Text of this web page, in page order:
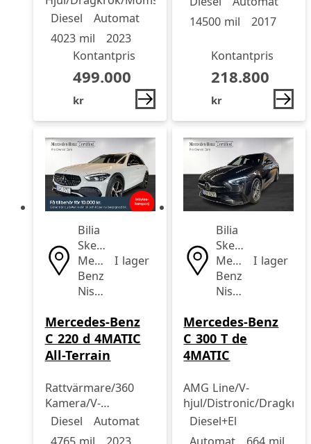
Drivmedel
Diesel
DrivmedelAutomat
Miltal
4023 mil
årsmodell
2023
Kontantpris
499.000
kr
14500 mil
2017
Kontantpris
218.800
kr
Bilia
Skellefteå
Mercedes-
Benz
Nissan
I lager
Mercedes-Benz
C 220 d 4MATIC
All-Terrain
Rattvärmare/360
Kamera/V-
Hjul/Dragkrok
Drivmedel
Diesel
DrivmedelAutomat
Miltal
4765 mil
årsmodell
2023
Bilia
Skellefteå
Mercedes-
Benz
Nissan
I lager
Mercedes-Benz
C 300 T de
4MATIC
AMG Line/V-
hjul/Distronic/
Drivmedel
Diesel+El
Drivmedel
Automat
Miltal
664 mil
årsmodell